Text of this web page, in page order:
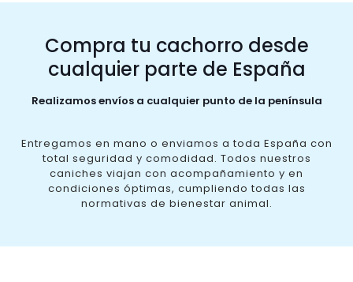
Compra tu cachorro desde
cualquier parte de España
Realizamos envíos a cualquier punto de la península
Entregamos en mano o enviamos a toda España con
total seguridad y comodidad. Todos nuestros
caniches viajan con acompañamiento y en
condiciones óptimas, cumpliendo todas las
normativas de bienestar animal.